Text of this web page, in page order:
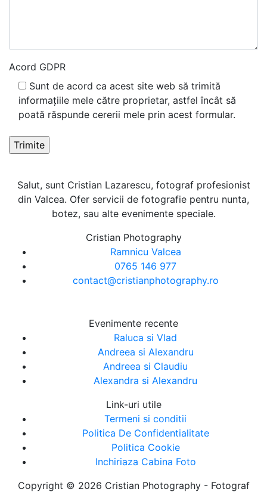
Acord GDPR
Sunt de acord ca acest site web să trimită
informațiile mele către proprietar, astfel încât să
poată răspunde cererii mele prin acest formular.
Salut, sunt Cristian Lazarescu, fotograf profesionist
din Valcea. Ofer servicii de fotografie pentru nunta,
botez, sau alte evenimente speciale.
Cristian Photography
Ramnicu Valcea
0765 146 977
contact@cristianphotography.ro
Evenimente recente
Raluca si Vlad
Andreea si Alexandru
Andreea si Claudiu
Alexandra si Alexandru
Link-uri utile
Termeni si conditii
Politica De Confidentialitate
Politica Cookie
Inchiriaza Cabina Foto
Copyright © 2026 Cristian Photography - Fotograf